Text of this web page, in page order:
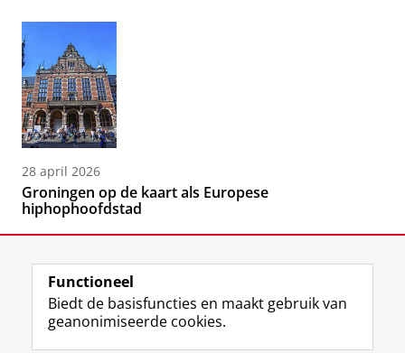
28 april 2026
Groningen op de kaart als Europese
hiphophoofdstad
Functioneel
Biedt de basisfuncties en maakt gebruik van
geanonimiseerde cookies.